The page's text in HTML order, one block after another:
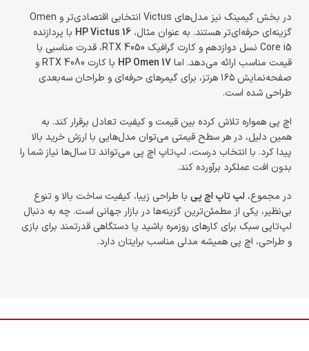
در بخش گیمینگ نیز مدل‌های Victus انتخابی اقتصادی‌تر و Omen
گزینه‌ای حرفه‌ای‌تر هستند. به عنوان مثال، HP Victus 16 با پردازنده
Core i5 نسل دوازدهم و کارت گرافیک RTX 4050، قدرت مناسبی با
قیمت مناسب ارائه می‌دهد. اماHP Omen 17
با کارت RTX 4080 و
صفحه‌نمایش ۱۶۵ هرتز، برای گیمرهای حرفه‌ای و طراحان سه‌بعدی
طراحی شده است.
اچ پی همواره تلاش کرده بین قیمت و کیفیت تعادل برقرار کند. به
همین دلیل، در هر سطح قیمتی می‌توان مدل‌هایی با ارزش خرید بالا
پیدا کرد. با انتخاب درست، لپ‌تاپ اچ پی می‌تواند تا سال‌ها نیاز شما را
بدون افت عملکرد برآورده کند.
در مجموع، لپ تاپ اچ پی با طراحی زیبا، کیفیت ساخت بالا و تنوع
بی‌نظیر، یکی از مطمئن‌ترین گزینه‌ها در بازار جهانی است. چه به دنبال
لپ‌تاپی سبک برای کارهای روزمره باشید یا دستگاهی قدرتمند برای بازی
و طراحی، اچ پی همیشه مدلی مناسب برایتان دارد.